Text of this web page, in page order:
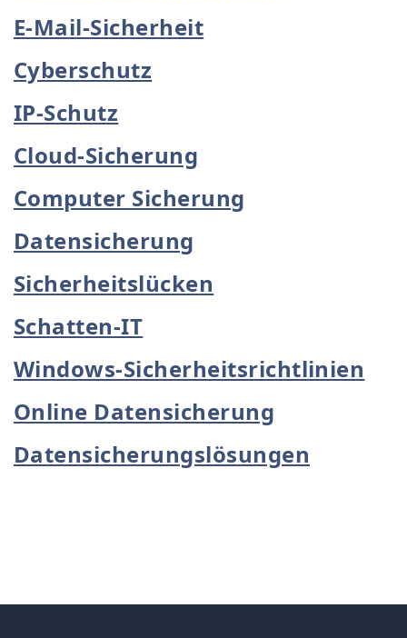
E-Mail-Sicherheit
Cyberschutz
IP-Schutz
Cloud-Sicherung
Computer Sicherung
Datensicherung
Sicherheitslücken
Schatten-IT
Windows-Sicherheitsrichtlinien
Online Datensicherung
Datensicherungslösungen